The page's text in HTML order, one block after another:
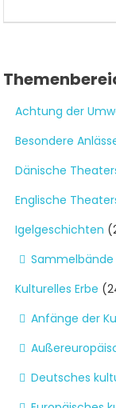
Achtung der
Besondere
Dänische
Englische
Igelgeschichten
Sammelbände
Kulturelles Erbe
Anfänge der
Deutsches